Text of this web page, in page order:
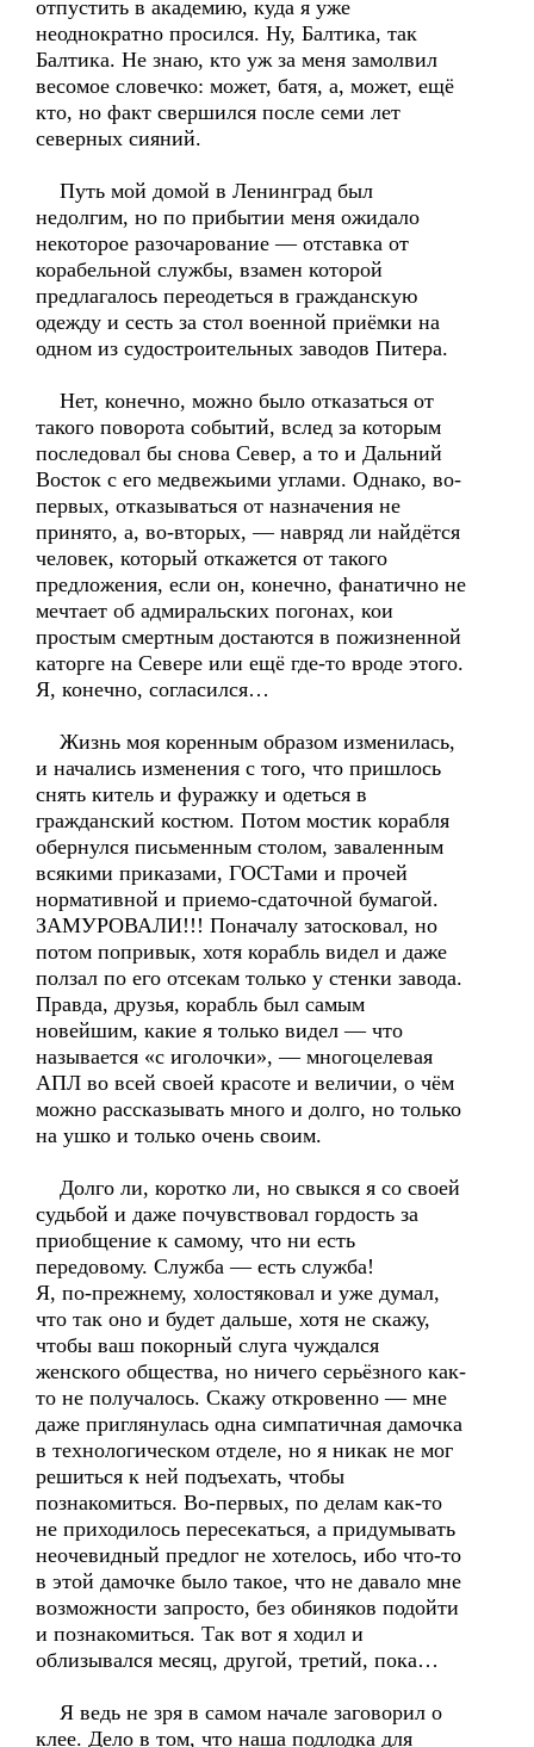
отпустить в академию, куда я уже
неоднократно просился. Ну, Балтика, так
Балтика. Не знаю, кто уж за меня замолвил
весомое словечко: может, батя, а, может, ещё
кто, но факт свершился после семи лет
северных сияний.
Путь мой домой в Ленинград был
недолгим, но по прибытии меня ожидало
некоторое разочарование — отставка от
корабельной службы, взамен которой
предлагалось переодеться в гражданскую
одежду и сесть за стол военной приёмки на
одном из судостроительных заводов Питера.
Нет, конечно, можно было отказаться от
такого поворота событий, вслед за которым
последовал бы снова Север, а то и Дальний
Восток с его медвежьими углами. Однако, во-
первых, отказываться от назначения не
принято, а, во-вторых, — навряд ли найдётся
человек, который откажется от такого
предложения, если он, конечно, фанатично не
мечтает об адмиральских погонах, кои
простым смертным достаются в пожизненной
каторге на Севере или ещё где-то вроде этого.
Я, конечно, согласился…
Жизнь моя коренным образом изменилась,
и начались изменения с того, что пришлось
снять китель и фуражку и одеться в
гражданский костюм. Потом мостик корабля
обернулся письменным столом, заваленным
всякими приказами, ГОСТами и прочей
нормативной и приемо-сдаточной бумагой.
ЗАМУРОВАЛИ!!! Поначалу затосковал, но
потом попривык, хотя корабль видел и даже
ползал по его отсекам только у стенки завода.
Правда, друзья, корабль был самым
новейшим, какие я только видел — что
называется «с иголочки», — многоцелевая
АПЛ во всей своей красоте и величии, о чём
можно рассказывать много и долго, но только
на ушко и только очень своим.
Долго ли, коротко ли, но свыкся я со своей
судьбой и даже почувствовал гордость за
приобщение к самому, что ни есть
передовому. Служба — есть служба!
Я, по-прежнему, холостяковал и уже думал,
что так оно и будет дальше, хотя не скажу,
чтобы ваш покорный слуга чуждался
женского общества, но ничего серьёзного как-
то не получалось. Скажу откровенно — мне
даже приглянулась одна симпатичная дамочка
в технологическом отделе, но я никак не мог
решиться к ней подъехать, чтобы
познакомиться. Во-первых, по делам как-то
не приходилось пересекаться, а придумывать
неочевидный предлог не хотелось, ибо что-то
в этой дамочке было такое, что не давало мне
возможности запросто, без обиняков подойти
и познакомиться. Так вот я ходил и
облизывался месяц, другой, третий, пока…
Я ведь не зря в самом начале заговорил о
клее. Дело в том, что наша подлодка для